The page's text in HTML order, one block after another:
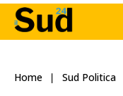
Home Sud Politica